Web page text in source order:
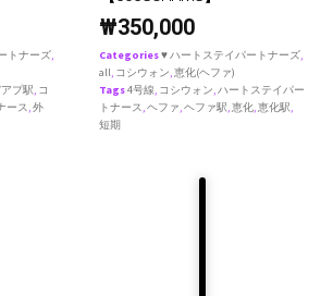
トナーズ,
プ駅, コ
ース,外
₩350,000
Categories♥ ハートステイパートナーズ,
all, コシウォン,恵化(ヘファ)
Tags4号線, コシウォン,ハートステイパー
トナース,ヘファ,ヘファ駅,恵化,恵化駅,
短期